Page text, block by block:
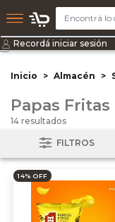
Recordá iniciar sesión
Inicio Almacén
Papas Fritas
14 resultados
FILTROS
14% OFF